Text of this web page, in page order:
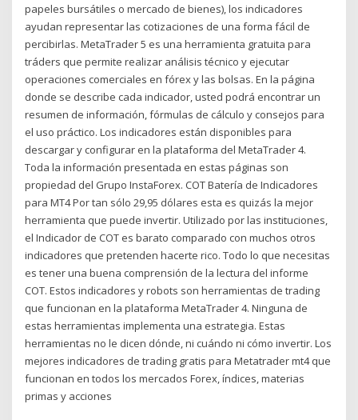
papeles bursátiles o mercado de bienes), los indicadores
ayudan representar las cotizaciones de una forma fácil de
percibirlas. MetaTrader 5 es una herramienta gratuita para
tráders que permite realizar análisis técnico y ejecutar
operaciones comerciales en fórex y las bolsas. En la página
donde se describe cada indicador, usted podrá encontrar un
resumen de información, fórmulas de cálculo y consejos para
el uso práctico. Los indicadores están disponibles para
descargar y configurar en la plataforma del MetaTrader 4.
Toda la información presentada en estas páginas son
propiedad del Grupo InstaForex. COT Batería de Indicadores
para MT4 Por tan sólo 29,95 dólares esta es quizás la mejor
herramienta que puede invertir. Utilizado por las instituciones,
el Indicador de COT es barato comparado con muchos otros
indicadores que pretenden hacerte rico. Todo lo que necesitas
es tener una buena comprensión de la lectura del informe
COT. Estos indicadores y robots son herramientas de trading
que funcionan en la plataforma MetaTrader 4. Ninguna de
estas herramientas implementa una estrategia. Estas
herramientas no le dicen dónde, ni cuándo ni cómo invertir. Los
mejores indicadores de trading gratis para Metatrader mt4 que
funcionan en todos los mercados Forex, índices, materias
primas y acciones